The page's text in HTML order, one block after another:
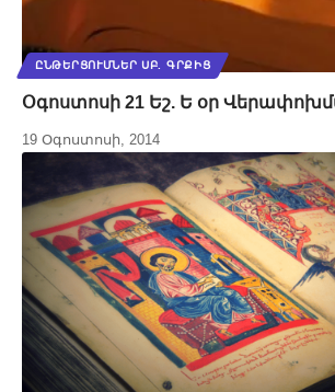
ԸՆԹԵՐՑՈՒՄՆԵՐ ՍԲ. ԳՐՔԻՑ
Օգոստոսի 21 Եշ. Ե օր
19 Օգոստոսի, 2014